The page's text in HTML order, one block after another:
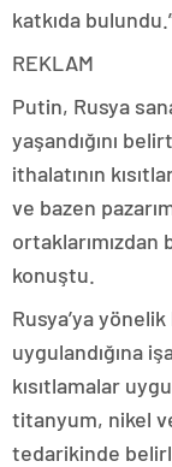
katkıda
REKLAM
Putin, Rusya
yaşandığını
ithalatının
ve bazen
ortaklarımızdan
konuştu.
Rusya’ya
uygulandığına
kısıtlamalar
titanyum, nikel
tedarikinde